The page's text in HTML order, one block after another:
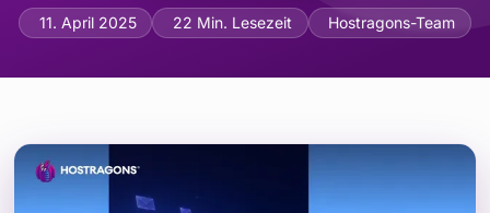
Mobile Optimierung im E-Mail-
11. April 2025 22 Min. Lesezeit Hostragons-Team